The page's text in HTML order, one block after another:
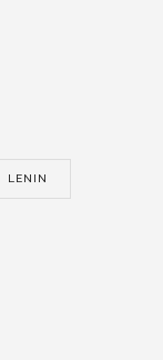
LENIN